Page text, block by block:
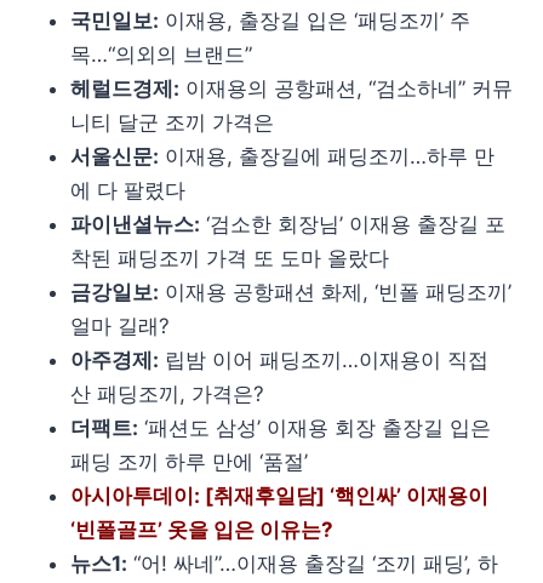
국민일보: 이재용, 출장길 입은 ‘패딩조끼’ 주
목…“의외의 브랜드”
헤럴드경제: 이재용의 공항패션, “검소하네” 커뮤
니티 달군 조끼 가격은
서울신문: 이재용, 출장길에 패딩조끼…하루 만
에 다 팔렸다
파이낸셜뉴스: ‘검소한 회장님’ 이재용 출장길 포
착된 패딩조끼 가격 또 도마 올랐다
금강일보: 이재용 공항패션 화제, ‘빈폴 패딩조끼’
얼마 길래?
아주경제: 립밤 이어 패딩조끼…이재용이 직접
산 패딩조끼, 가격은?
더팩트: ‘패션도 삼성’ 이재용 회장 출장길 입은
패딩 조끼 하루 만에 ‘품절’
아시아투데이: [취재후일담] ‘핵인싸’ 이재용이
‘빈폴골프’ 옷을 입은 이유는?
뉴스1: “어! 싸네”…이재용 출장길 ‘조끼 패딩’, 하